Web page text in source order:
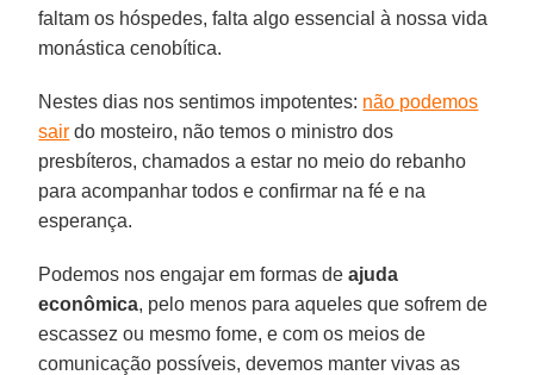
faltam os hóspedes, falta algo essencial à nossa vida
monástica cenobítica.
Nestes dias nos sentimos impotentes: não podemos
sair do mosteiro, não temos o ministro dos
presbíteros, chamados a estar no meio do rebanho
para acompanhar todos e confirmar na fé e na
esperança.
Podemos nos engajar em formas deajuda
econômica, pelo menos para aqueles que sofrem de
escassez ou mesmo fome, e com os meios de
comunicação possíveis, devemos manter vivas as